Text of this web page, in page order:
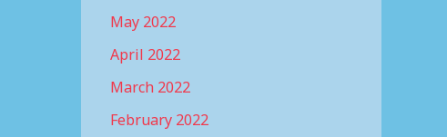
May 2022
April 2022
March 2022
February 2022